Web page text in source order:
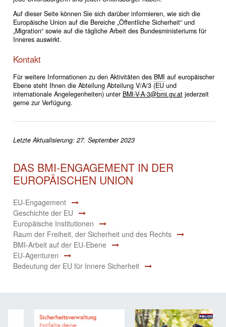
Auf dieser Seite können Sie sich darüber informieren, wie sich die
Europäische Union auf die Bereiche „Öffentliche Sicherheit“ und
„Migration“ sowie auf die tägliche Arbeit des Bundesministeriums für
Inneres auswirkt.
Kontakt
Für weitere Informationen zu den Aktivitäten des BMI auf europäischer
Ebene steht Ihnen die Abteilung Abteilung V/A/3 (EUund
internationale Angelegenheiten) unter BMI-V-A-3@bmi.gv.atjederzeit
gerne zur Verfügung.
Letzte Aktualisierung: 27. September 2023
DAS BMI-ENGAGEMENT IN DER
EUROPÄISCHEN UNION
EU-Engagement
Geschichte der EU
Europäische Institutionen
Raum der Freiheit, der Sicherheit und des Rechts
BMI-Arbeit auf der EU-Ebene
EU-Agenturen
Bedeutung der EU für Innere Sicherheit